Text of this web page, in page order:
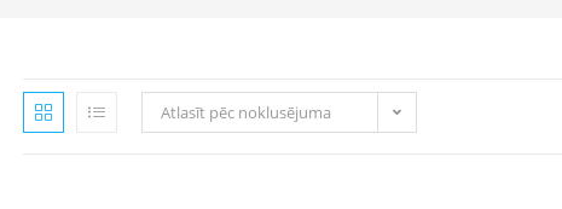
Atlasīt pēc noklusējuma